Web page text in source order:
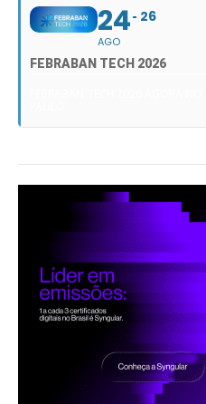
24
AGO
26
FEBRABAN TECH 2026